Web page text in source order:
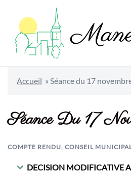
Accueil » Séance du 17
Séance Du 17
COMPTE RENDU, CONSEIL
DECISION MODIFICATIVE